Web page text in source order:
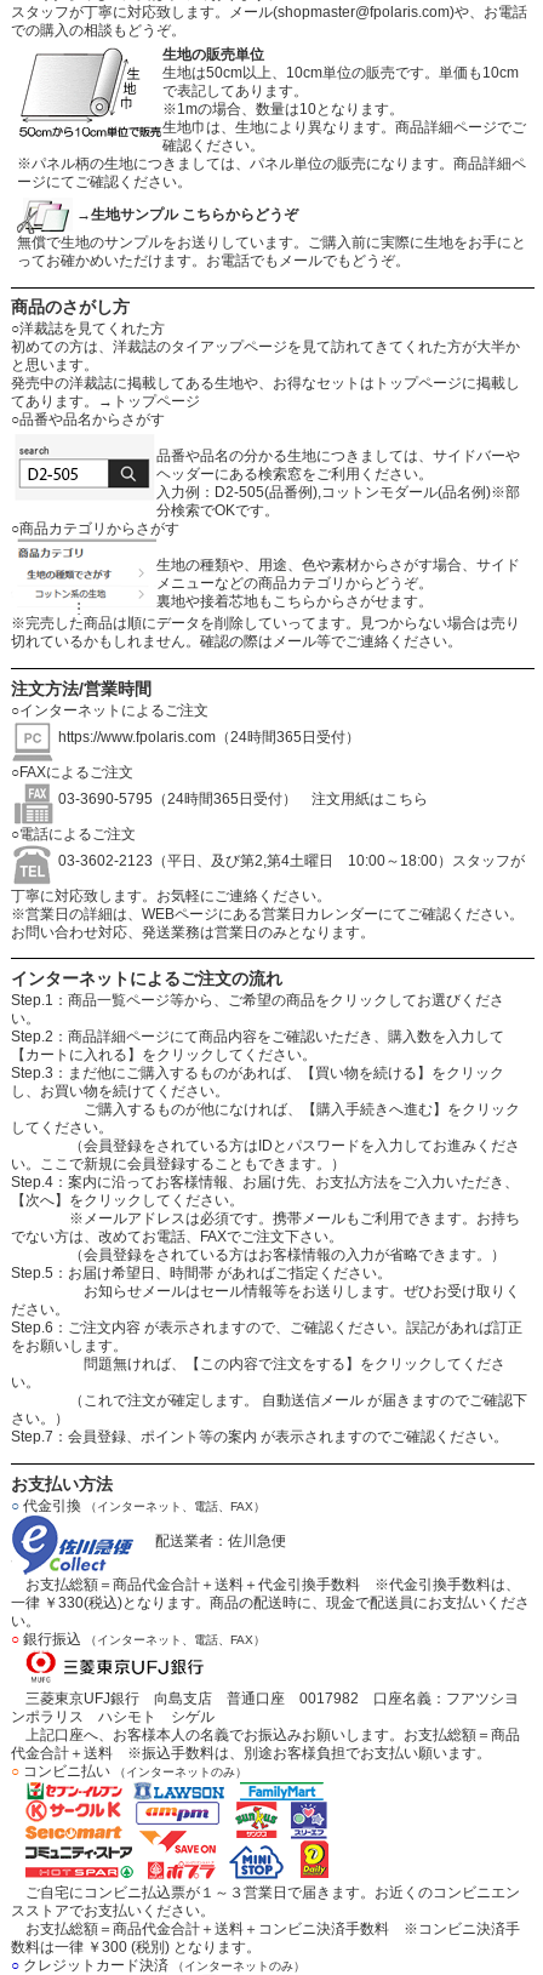
スタッフが丁寧に対応致します。メール(shopmaster@fpolaris.com)や、お電話
での購入の相談もどうぞ。
生地の販売単位
生地は50cm以上、10cm単位の販売です。単価も10cm
で表記してあります。
※1mの場合、数量は10となります。
生地巾は、生地により異なります。商品詳細ページでご
確認ください。
※パネル柄の生地につきましては、パネル単位の販売になります。商品詳細ペ
ージにてご確認ください。
→生地サンプル こちらからどうぞ
無償で生地のサンプルをお送りしています。ご購入前に実際に生地をお手にと
ってお確かめいただけます。お電話でもメールでもどうぞ。
商品のさがし方
○洋裁誌を見てくれた方
初めての方は、洋裁誌のタイアップページを見て訪れてきてくれた方が大半か
と思います。
発売中の洋裁誌に掲載してある生地や、お得なセットはトップページに掲載し
てあります。
→トップページ
○品番や品名からさがす
品番や品名の分かる生地につきましては、サイドバーや
ヘッダーにある検索窓をご利用ください。
入力例：D2-505(品番例),コットンモダール(品名例)※部
分検索でOKです。
○商品カテゴリからさがす
生地の種類や、用途、色や素材からさがす場合、サイド
メニューなどの商品カテゴリからどうぞ。
裏地や接着芯地もこちらからさがせます。
※完売した商品は順にデータを削除していってます。見つからない場合は売り
切れているかもしれません。確認の際はメール等でご連絡ください。
注文方法/営業時間
○インターネットによるご注文
https://www.fpolaris.com（24時間365日受付）
○FAXによるご注文
03-3690-5795（24時間365日受付）
注文用紙はこちら
○電話によるご注文
03-3602-2123（平日、及び第2,第4土曜日 10:00～18:00）スタッフが
丁寧に対応致します。お気軽にご連絡ください。
※営業日の詳細は、WEBページにある営業日カレンダーにてご確認ください。
お問い合わせ対応、発送業務は営業日のみとなります。
インターネットによるご注文の流れ
Step.1：商品一覧ページ等から、ご希望の商品をクリックしてお選びくださ
い。
Step.2：商品詳細ページにて商品内容をご確認いただき、購入数を入力して
【カートに入れる】をクリックしてください。
Step.3：まだ他にご購入するものがあれば、【買い物を続ける】をクリック
し、お買い物を続けてください。
ご購入するものが他になければ、【購入手続きへ進む】をクリック
してください。
（会員登録をされている方はIDとパスワードを入力してお進みくださ
い。ここで新規に会員登録することもできます。）
Step.4：案内に沿ってお客様情報、お届け先、お支払方法をご入力いただき、
【次へ】をクリックしてください。
※メールアドレスは必須です。携帯メールもご利用できます。お持ち
でない方は、改めてお電話、FAXでご注文下さい。
（会員登録をされている方はお客様情報の入力が省略できます。）
Step.5：お届け希望日、時間帯 があればご指定ください。
お知らせメールはセール情報等をお送りします。ぜひお受け取りく
ださい。
Step.6：ご注文内容 が表示されますので、ご確認ください。誤記があれば訂正
をお願いします。
問題無ければ、【この内容で注文をする】をクリックしてくださ
い。
（これで注文が確定します。 自動送信メール が届きますのでご確認下
さい。）
Step.7：会員登録、ポイント等の案内 が表示されますのでご確認ください。
お支払い方法
○代金引換 （インターネット、電話、FAX）
配送業者：佐川急便
お支払総額＝商品代金合計＋送料＋代金引換手数料 ※代金引換手数料は、
一律 ￥330(税込)となります。商品の配送時に、現金で配送員にお支払いくださ
い。
○銀行振込 （インターネット、電話、FAX）
三菱東京UFJ銀行 向島支店 普通口座 0017982 口座名義：フアツシヨ
ンポラリス ハシモト シゲル
上記口座へ、お客様本人の名義でお振込みお願いします。お支払総額＝商品
代金合計＋送料 ※振込手数料は、別途お客様負担でお支払い願います。
○コンビニ払い （インターネットのみ）
ご自宅にコンビニ払込票が１～３営業日で届きます。お近くのコンビニエン
スストアでお支払いください。
お支払総額＝商品代金合計＋送料＋コンビニ決済手数料 ※コンビニ決済手
数料は一律 ￥300 (税別) となります。
○クレジットカード決済 （インターネットのみ）